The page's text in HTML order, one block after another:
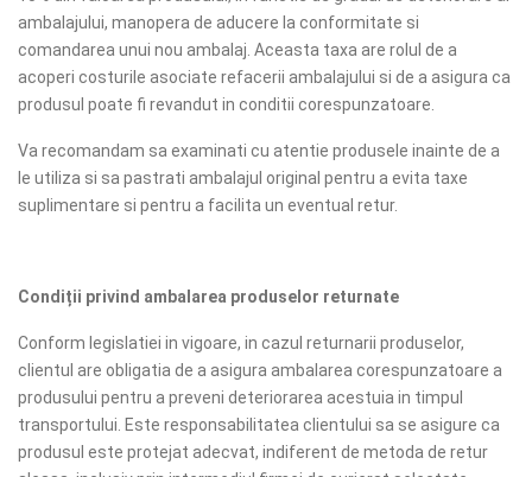
ambalajului, manopera de aducere la conformitate si
comandarea unui nou ambalaj. Aceasta taxa are rolul de a
acoperi costurile asociate refacerii ambalajului si de a asigura ca
produsul poate fi revandut in conditii corespunzatoare.
Va recomandam sa examinati cu atentie produsele inainte de a
le utiliza si sa pastrati ambalajul original pentru a evita taxe
suplimentare si pentru a facilita un eventual retur.
Condiții privind ambalarea produselor returnate
Conform legislatiei in vigoare, in cazul returnarii produselor,
clientul are obligatia de a asigura ambalarea corespunzatoare a
produsului pentru a preveni deteriorarea acestuia in timpul
transportului. Este responsabilitatea clientului sa se asigure ca
produsul este protejat adecvat, indiferent de metoda de retur